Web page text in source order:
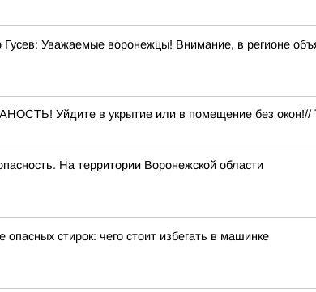
Гусев: Уважаемые воронежцы! Внимание, в регионе
Уйдите в укрытие или в помещение без окон!//
На территории Воронежской области
опасных стирок: чего стоит избегать в машинке